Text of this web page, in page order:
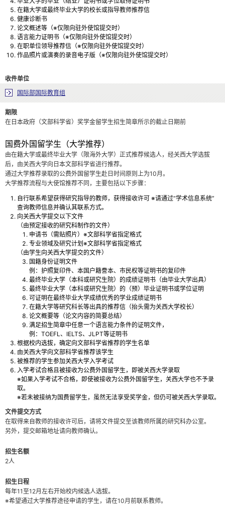
在籍大学或最终毕业大学的校长或指导教师推荐信
健康诊断书
论文概述等（※仅限向驻外使馆提交时）
语言能力证明书（※仅限向驻外使馆提交时）
在职单位领导推荐信（※仅限向驻外使馆提交时）
作品照片或演奏的录音电子版（※仅限向驻外使馆提交时）
收件单位
国际部国际教育组
期限
在日本政府（文部科学省）奖学金留学生招生简章所示的截止日期前
国费外国留学生（大学推荐）
由在籍大学或最终毕业大学（限海外大学）正式推荐候选人，经关西大学选拔
后，由关西大学向日本文部科学省进行推荐。
通过大学推荐录取的公费外国留学生赴日时间原则上为10月。
大学推荐流程与大使馆推荐不同，主要包括以下步骤：
自行联系希望获得研究指导的教师，获得接收许可 ※请通过“学术信息系统”
查询教师信息并确认其联系方式。
向关西大学提交以下文件
（由预定接收的研究科制作的文件）
申请书（需贴照片）※文部科学省指定格式
专业领域及研究计划※文部科学省指定格式
（由学生向关西大学提交的文件）
国籍身份证明文件
例：护照复印件、本国户籍誊本、市民权等证明书的复印件
最终毕业大学（本科或研究生院）的成绩证明书（由毕业大学出具）
最终毕业大学（本科或研究生院）的（预）毕业证明书或学位证明
可证明在最终毕业大学成绩优秀的学业成绩证明书
在籍大学等研究科长等出具的推荐信（抬头需为关西大学校长）
论文概要等（论文内容的简要总结）
满足招生简章中任意一个语言能力条件的证明文件，
例：TOEFL、IELTS、JLPT等证明书
根据校内选拔，确定向文部科学省推荐的学生名单
由关西大学向文部科学省推荐该学生
被推荐的学生参加关西大学入学考试
入学考试合格且被接收为公费外国留学生，即被关西大学录取
※如果入学考试不合格，即使被接收为公费外国留学生，关西大学也不予录
取。
※若未被接纳为国费留学生，虽然无法享受奖学金，但仍可被关西大学录取。
文件提交方式
在取得来自教师的接收许可后，请将文件提交至该教师所属的研究科办公室。
另外，提交邮箱地址请向教师确认。
招生名额
2人
招生日程
每年11至12月左右开始校内候选人选拔。
※希望通过大学推荐途径申请的学生，请在10月前联系教师。